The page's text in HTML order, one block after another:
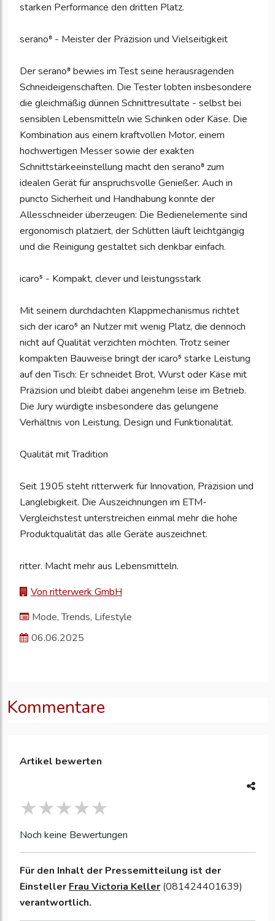
starken Performance den dritten Platz.
serano⁸ - Meister der Präzision und Vielseitigkeit
Der serano⁸ bewies im Test seine herausragenden
Schneideigenschaften. Die Tester lobten insbesondere
die gleichmäßig dünnen Schnittresultate - selbst bei
sensiblen Lebensmitteln wie Schinken oder Käse. Die
Kombination aus einem kraftvollen Motor, einem
hochwertigen Messer sowie der exakten
Schnittstärkeeinstellung macht den serano⁸ zum
idealen Gerät für anspruchsvolle Genießer. Auch in
puncto Sicherheit und Handhabung konnte der
Allesschneider überzeugen: Die Bedienelemente sind
ergonomisch platziert, der Schlitten läuft leichtgängig
und die Reinigung gestaltet sich denkbar einfach.
icaro⁵ - Kompakt, clever und leistungsstark
Mit seinem durchdachten Klappmechanismus richtet
sich der icaro⁵ an Nutzer mit wenig Platz, die dennoch
nicht auf Qualität verzichten möchten. Trotz seiner
kompakten Bauweise bringt der icaro⁵ starke Leistung
auf den Tisch: Er schneidet Brot, Wurst oder Käse mit
Präzision und bleibt dabei angenehm leise im Betrieb.
Die Jury würdigte insbesondere das gelungene
Verhältnis von Leistung, Design und Funktionalität.
Qualität mit Tradition
Seit 1905 steht ritterwerk für Innovation, Präzision und
Langlebigkeit. Die Auszeichnungen im ETM-
Vergleichstest unterstreichen einmal mehr die hohe
Produktqualität das alle Geräte auszeichnet.
ritter. Macht mehr aus Lebensmitteln.
Von ritterwerk GmbH
Mode, Trends, Lifestyle
06.06.2025
Kommentare
Artikel bewerten
Noch keine Bewertungen
Für den Inhalt der Pressemitteilung ist der
Einsteller Frau Victoria Keller (081424401639)
verantwortlich.